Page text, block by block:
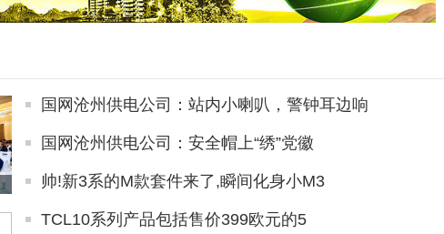
国网沧州供电公司：站内小喇叭，警钟耳边响
国网沧州供电公司：安全帽上“绣”党徽
帅!新3系的M款套件来了,瞬间化身小M3
TCL10系列产品包括售价399欧元的5